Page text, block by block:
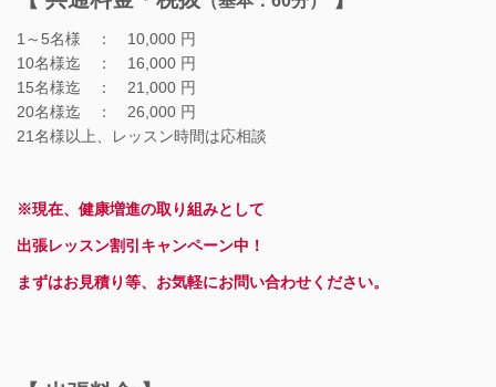
1～5名様 ： 10,000 円
10名様迄 ： 16,000 円
15名様迄 ： 21,000 円
20名様迄 ： 26,000 円
21名様以上、レッスン時間は応相談
※現在、健康増進の取り組みとして
出張レッスン割引キャンペーン中！
まずはお見積り等、お気軽にお問い合わせください。